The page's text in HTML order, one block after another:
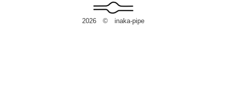
2026 © inaka-pipe